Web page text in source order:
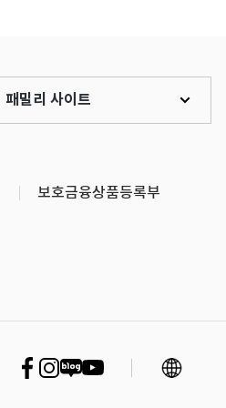
보호금융상품등록부
패밀리 사이트
페이스북 바로가기
인스타그램 바로가기
네이버블로그 바로가기
유튜브 바로가기언어 변경